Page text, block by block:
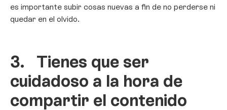
es importante subir cosas nuevas a fin de no perderse ni
quedar en el olvido.
3. Tienes que ser
cuidadoso a la hora de
compartir el contenido